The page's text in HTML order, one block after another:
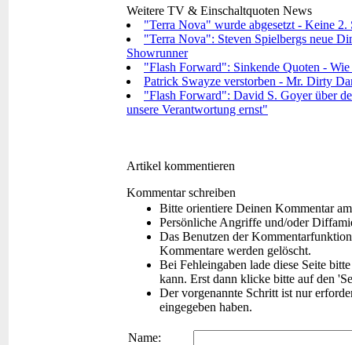
Weitere TV & Einschaltquoten News
"Terra Nova" wurde abgesetzt - Keine
"Terra Nova": Steven Spielbergs neue
Showrunner
"Flash Forward": Sinkende Quoten -
Patrick Swayze verstorben - Mr. Dirty
"Flash Forward": David S. Goyer über
unsere Verantwortung ernst"
Artikel kommentieren
Kommentar schreiben
Bitte orientiere Deinen Kommentar
Persönliche Angriffe und/oder
Das Benutzen der
Kommentare werden gelöscht.
Bei Fehleingaben lade diese Seite
kann. Erst dann klicke bitte auf den
Der vorgenannte Schritt ist nur
eingegeben haben.
Name: